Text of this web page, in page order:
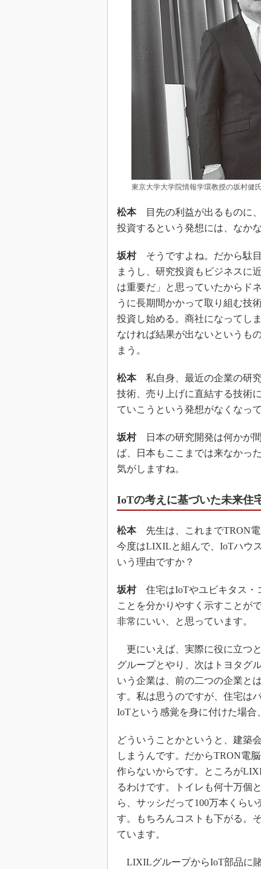
東京大学大学院情報学環教授の坂村健
松本目先の利益が出るものに、
投資するという発想には、なか
坂村そうですよね。だから駄目
まうし、研究投資もビジネスに
は重要だ」と思っていたからド
うに長期間かかって取り組む技
投資し始める。商社になってし
なければ結果が出ないというも
まう。
松本私自身、最近の企業の研究
技術、売り上げに直結する技術
ていこうという発想がなくなっ
坂村日本の研究開発は何かが間
ば、日本もここまでは来なかっ
気がしますね。
IoTの考えに基づいた未来住
松本先生は、これまでTRON電
今度はLIXILと組んで、IoTハウ
いう理由ですか？
坂村住宅はIoTやユビキタス・
ことを分かりやすく示すことが
非常にいい、と思っています。
更にいえば、実際に役に立つ
グループとやり、次はトヨタグ
いう企業は、前の二つの企業と
す。私は思うのですが、住宅は
IoTという感覚を身に付けた場合
どういうことかというと、建築
しまうんです。だからTRON電
作らないからです。ところが
るわけです。トイレも何十万個
ら、サッシだって100万本くら
す。もちろんコストも下がる。
ています。
LIXILグループからIoT部品に